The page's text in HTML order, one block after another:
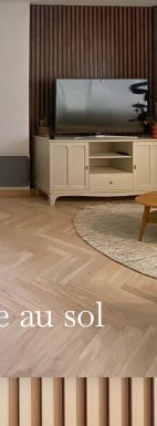
au sol